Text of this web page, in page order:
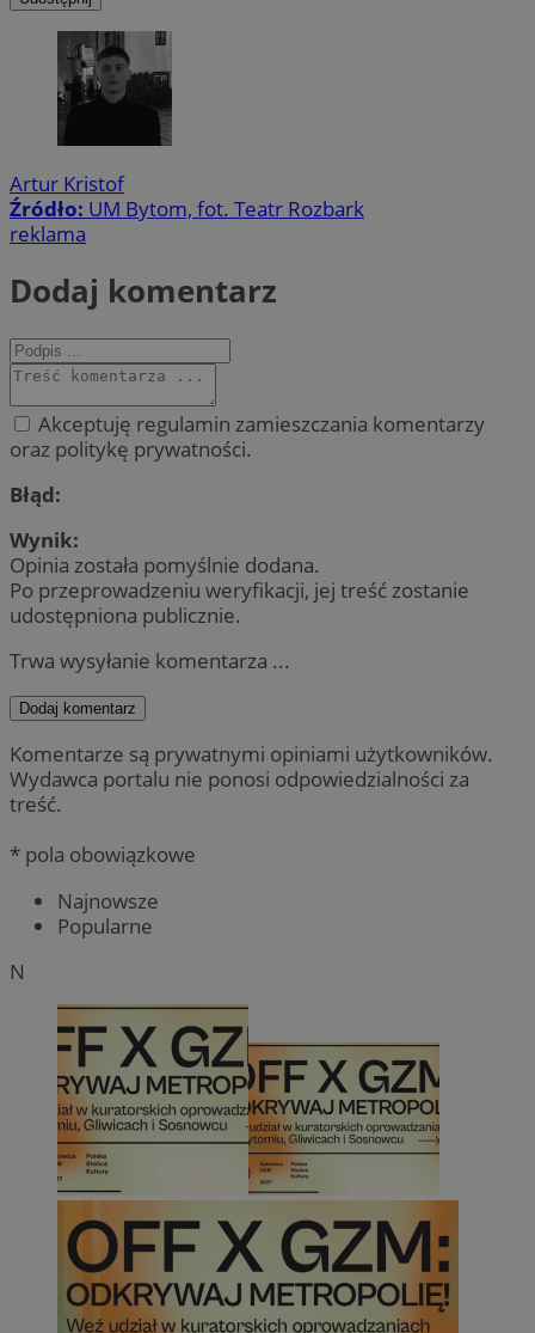
Artur Kristof
Źródło: UM Bytom, fot. Teatr Rozbark
reklama
Dodaj komentarz
Akceptuję regulamin zamieszczania komentarzy
oraz politykę prywatności.
Błąd:
Wynik:
Opinia została pomyślnie dodana.
Po przeprowadzeniu weryfikacji, jej treść zostanie
udostępniona publicznie.
Trwa wysyłanie komentarza ...
Dodaj komentarz
Komentarze są prywatnymi opiniami użytkowników.
Wydawca portalu nie ponosi odpowiedzialności za
treść.
* pola obowiązkowe
Najnowsze
Popularne
N